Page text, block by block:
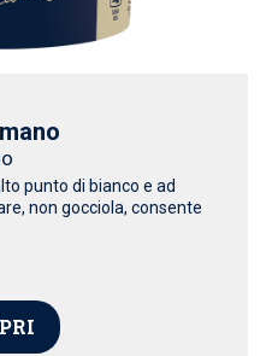
punto di bianco e ad
non gocciola, consente